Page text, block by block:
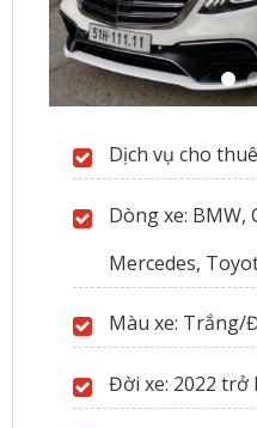
Dịch vụ cho
Dòng xe: BMW,
Mercedes,
Màu xe: Trắng/
Đời xe: 2022 trở